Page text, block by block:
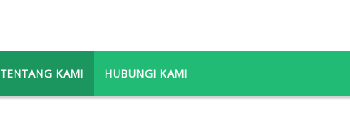
TENTANG KAMI HUBUNGI KAMI